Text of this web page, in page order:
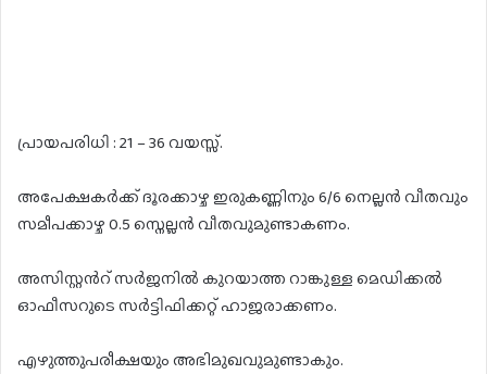
പ്രായപരിധി : 21 – 36 വയസ്സ്.
അപേക്ഷകർക്ക് ദൂരക്കാഴ്ച ഇരുകണ്ണിനും 6/6 നെല്ലൻ വീതവും
സമീപക്കാഴ്ച 0.5 സ്നെല്ലൻ വീതവുമുണ്ടാകണം.
അസിസ്റ്റൻറ് സർജനിൽ കുറയാത്ത റാങ്കുള്ള മെഡിക്കൽ
ഓഫീസറുടെ സർട്ടിഫിക്കറ്റ് ഹാജരാക്കണം.
എഴുത്തുപരീക്ഷയും അഭിമുഖവുമുണ്ടാകും.